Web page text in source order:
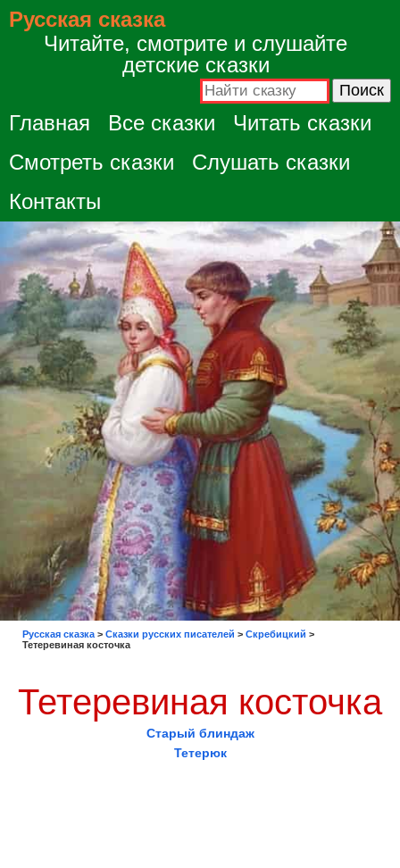
Русская сказка
Читайте, смотрите и слушайте
детские сказки
Главная Все сказки
Читать сказки
Смотреть сказки
Слушать сказки
Контакты
Русская сказка > Сказки русских писателей > Скребицкий >
Тетеревиная косточка
Тетеревиная косточка
Старый блиндаж
Тетерюк